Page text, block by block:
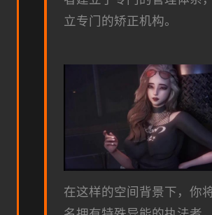
立专门的矫正机构。
在这样的空间背景下，你